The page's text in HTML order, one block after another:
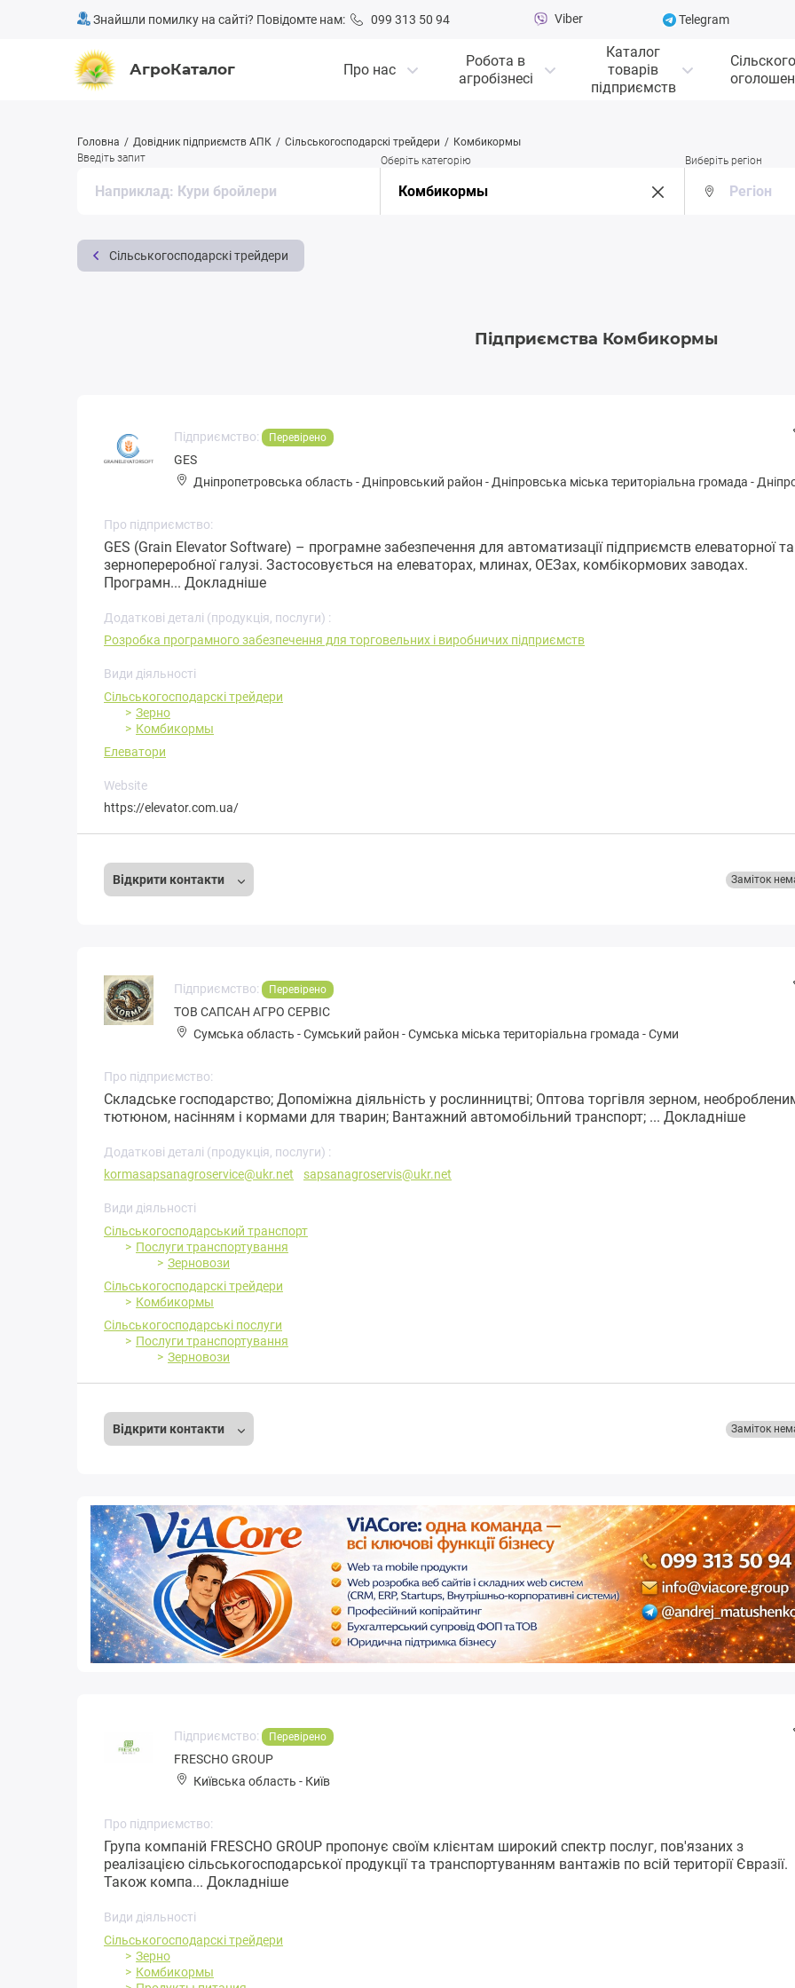
Знайшли помилку на сайті? Повідомте нам: 099 313 50 94 Viber Telegram
АгроКаталог Про нас
Робота в
агробізнесі
Каталог
товарів
підприємств
Головна Довідник підприємств АПК Сільськогосподарскі трейдери
Комбикормы
Введіть запит
Оберіть категорію Виберіть регіон
Сільськогосподарскі трейдери
Підприємства Комбикормы
Підприємство: Перевірено
GES
Дніпропетровська область -Дніпровський район -Дніпpoвськa міська територіальна громада -
Про підприємство:
GES (Grain Elevator Software) – програмне забезпечення для автоматизації підприємств елеваторної та
зернопереробної галузі. Застосовується на елеваторах, млинах, ОЕЗах, комбікормових заводах.
Програмн... Докладніше
Додаткові деталі (продукція, послуги) :
Розробка програмного забезпечення для торговельних і виробничих підприємств
Види діяльності
Сільськогосподарскі трейдери
Зерно
Комбикормы
Елеватори
Website
https://elevator.com.ua/
Відкрити контакти Заміток
Підприємство: Перевірено
ТОВ САПСАН АГРО СЕРВІС
Сумська область -Сумський район -Сумськa міська територіальна громада -Суми
Про підприємство:
Складське господарство; Допоміжна діяльність у рослинництві; Оптова торгівля зерном,
тютюном, насінням і кормами для тварин; Вантажний автомобільний транспорт; ... Докладніше
Додаткові деталі (продукція, послуги) :
kormasapsanagroservice@ukr.net
sapsanagroservis@ukr.net
Види діяльності
Сільськогосподарський транспорт
Послуги транспортування
Зерновози
Сільськогосподарскі трейдери
Комбикормы
Сільськогосподарські послуги
Послуги транспортування
Зерновози
Відкрити контакти Заміток
Підприємство: Перевірено
FRESCHO GROUP
Київська область - Київ
Про підприємство:
Група компаній FRESCHO GROUP пропонує своїм клієнтам широкий спектр послуг, пов'язаних з
реалізацією сільськогосподарської продукції та транспортуванням вантажів по всій території Євразії.
Також компа... Докладніше
Види діяльності
Сільськогосподарскі трейдери
Зерно
Комбикормы